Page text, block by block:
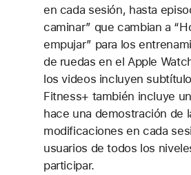
en cada sesión, hasta
caminar” que cambian a
empujar” para los
de ruedas en el Apple
los videos incluyen
Fitness+ también incluye
hace una demostración de
modificaciones en cada
usuarios de todos los
participar.